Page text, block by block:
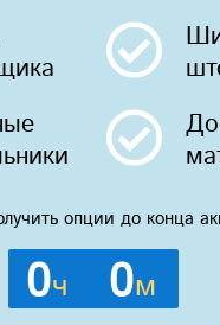
опции до конца
0ч 0м